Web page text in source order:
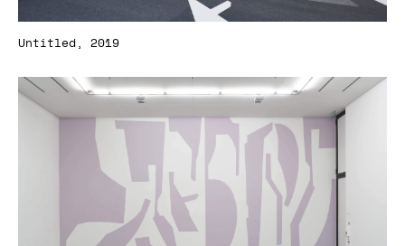
Untitled, 2019